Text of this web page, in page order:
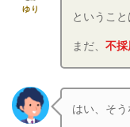
ゆり
ということ
まだ、不採
はい、そう